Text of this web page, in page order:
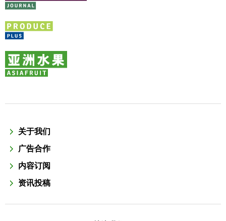
关于我们
广告合作
内容订阅
资讯投稿